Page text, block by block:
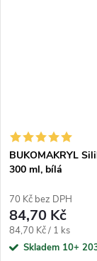
BUKOMAKRYL
300 ml, bílá
70 Kč bez DPH
84,70 Kč
Měrná cena:
84,70 Kč / 1 ks
Skladem 10+